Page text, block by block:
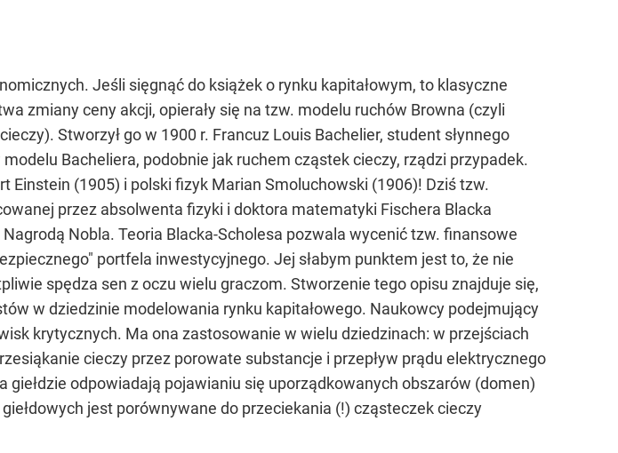
Jeśli sięgnąć do książek o rynku kapitałowym, to klasyczne
zmiany ceny akcji, opierały się na tzw. modelu ruchów Browna (czyli
Stworzył go w 1900 r. Francuz Louis Bachelier, student słynnego
Bacheliera, podobnie jak ruchem cząstek cieczy, rządzi przypadek.
(1905) i polski fizyk Marian Smoluchowski (1906)! Dziś tzw.
przez absolwenta fizyki i doktora matematyki Fischera Blacka
Nobla. Teoria Blacka-Scholesa pozwala wycenić tzw. finansowe
portfela inwestycyjnego. Jej słabym punktem jest to, że nie
spędza sen z oczu wielu graczom. Stworzenie tego opisu znajduje się,
w dziedzinie modelowania rynku kapitałowego. Naukowcy podejmujący
krytycznych. Ma ona zastosowanie w wielu dziedzinach: w przejściach
cieczy przez porowate substancje i przepływ prądu elektrycznego
giełdzie odpowiadają pojawianiu się uporządkowanych obszarów (domen)
jest porównywane do przeciekania (!) cząsteczek cieczy